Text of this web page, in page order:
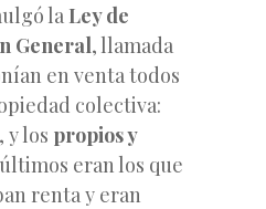
laLey de
General, llamada
en venta todos
colectiva:
y los propios y
eran los que
renta y eran